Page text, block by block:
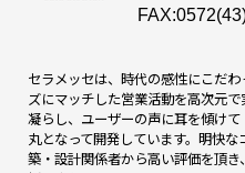
セラメッセは、時代の感性にこだ
ズにマッチした営業活動を高次元
凝らし、ユーザーの声に耳を傾け
丸となって開発しています。明快
築・設計関係者から高い評価を頂